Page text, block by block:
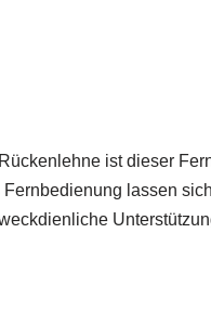
ist dieser
lassen